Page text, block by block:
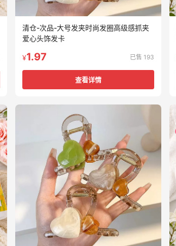
清仓-次品-大号发夹时尚发圈高级感抓夹
爱心头饰发卡
¥1.97 已售 193
查看详情